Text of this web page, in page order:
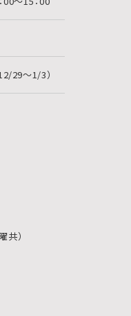
29〜1/3）
共）